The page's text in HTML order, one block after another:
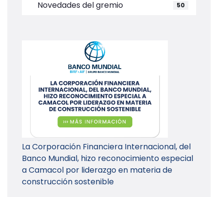
Novedades del gremio 50
La Corporación Financiera Internacional, del
Banco Mundial, hizo reconocimiento especial
a Camacol por liderazgo en materia de
construcción sostenible